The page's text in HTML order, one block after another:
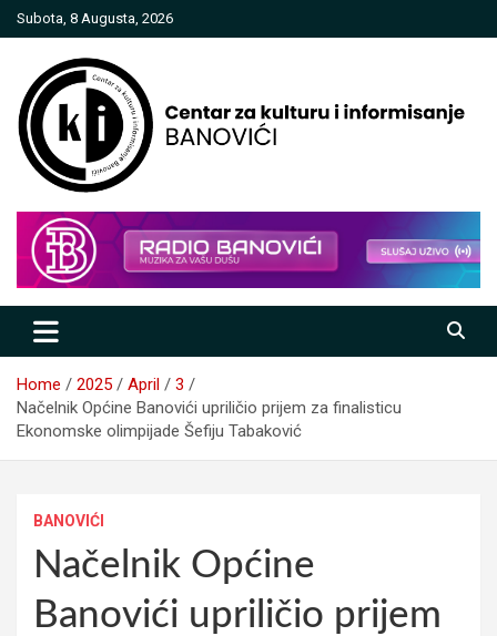
Skip
to
Subota, 8 Augusta, 2026
Centar za kulturu i informisanje
Banovići
Home 2025 April
3
Načelnik Općine Banovići upriličio prijem za finalisticu
Ekonomske olimpijade Šefiju Tabaković
BANOVIĆI
Načelnik Općine
Banovići upriličio prijem